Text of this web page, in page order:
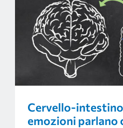
Cervello-
emozioni parlano